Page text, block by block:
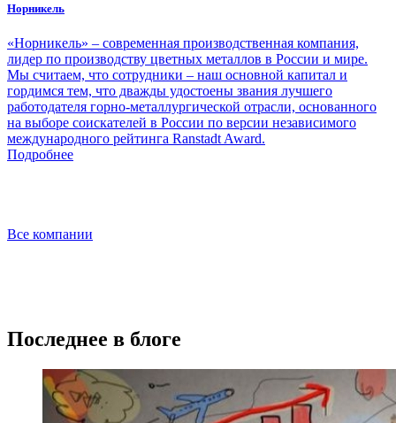
Норникель
«Норникель» – современная производственная компания,
лидер по производству цветных металлов в России и мире.
Мы считаем, что сотрудники – наш основной капитал и
гордимся тем, что дважды удостоены звания лучшего
работодателя горно-металлургической отрасли, основанного
на выборе соискателей в России по версии независимого
международного рейтинга Ranstadt Award.
Подробнее
Все компании
Последнее в блоге